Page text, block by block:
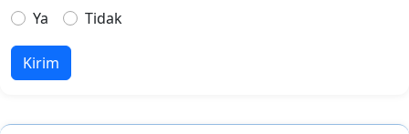
Ya
Tidak
Kirim